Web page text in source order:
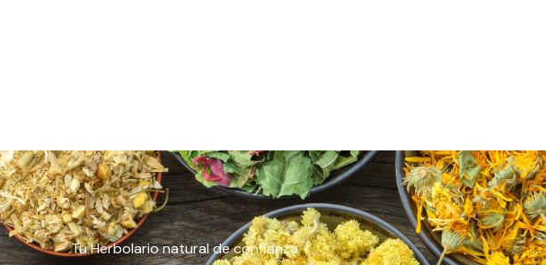
Tu Herbolario natural de confianza